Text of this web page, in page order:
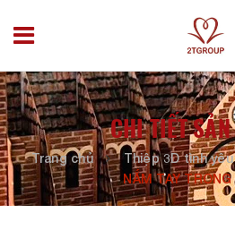
CHI TIẾT
Trang chủ Thiệp 3D tình yêu
NẮM TAY